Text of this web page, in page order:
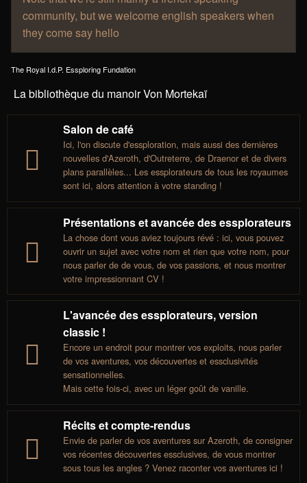
community, but we welcome english speakers when
they come say hello
The Royal I.d.P. Essploring Fundation
La bibliothèque du manoir Von Mortekaï
Salon de café
Ici, l'on discute d'essploration, mais aussi des dernières
nouvelles d'Azeroth, d'Outreterre, de Draenor et de divers
plans parallèles... Les essplorateurs de tous les royaumes
sont ici, alors attention à votre standing !
Présentations et avancée des essplorateurs
La chose dont vous aviez toujours révé : ici, vous pouvez
ouvrir un sujet avec votre nom et rien que votre nom, pour
nous parler de de vous, de vos passions, et nous montrer
votre impressionnant CV !
L'avancée des essplorateurs, version
classic !
Encore un endroit pour montrer vos exploits, nous parler
de vos aventures, vos découvertes et essclusivités
sensationnelles.
Mais cette fois-ci, avec un léger goût de vanille.
Récits et compte-rendus
Envie de parler de vos aventures sur Azeroth, de consigner
vos récentes découvertes essclusives, de vous montrer
sous tous les angles ? Venez raconter vos aventures ici !